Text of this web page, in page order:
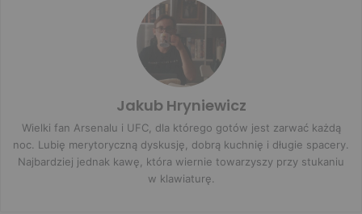
Jakub Hryniewicz
Wielki fan Arsenalu i UFC, dla którego gotów jest zarwać każdą
noc. Lubię merytoryczną dyskusję, dobrą kuchnię i długie spacery.
Najbardziej jednak kawę, która wiernie towarzyszy przy stukaniu
w klawiaturę.